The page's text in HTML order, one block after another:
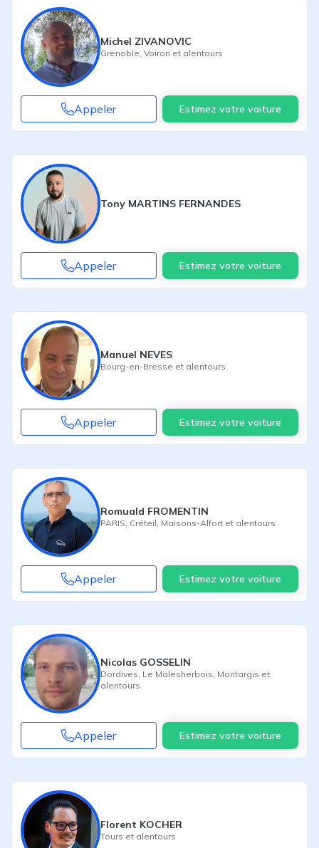
Michel ZIVANOVIC
Grenoble Voiron et alentours
Appeler Estimez votre voiture
Tony MARTINS FERNANDES
Appeler Estimez votre voiture
Manuel NEVES
Bourg-en-Bresse et alentours
Appeler Estimez votre voiture
Romuald FROMENTIN
PARIS Créteil Maisons-Alfort et alentours
Appeler Estimez votre voiture
Nicolas GOSSELIN
Dordives Le Malesherbois Montargis et
alentours
Appeler Estimez votre voiture
Florent KOCHER
Tours et alentours